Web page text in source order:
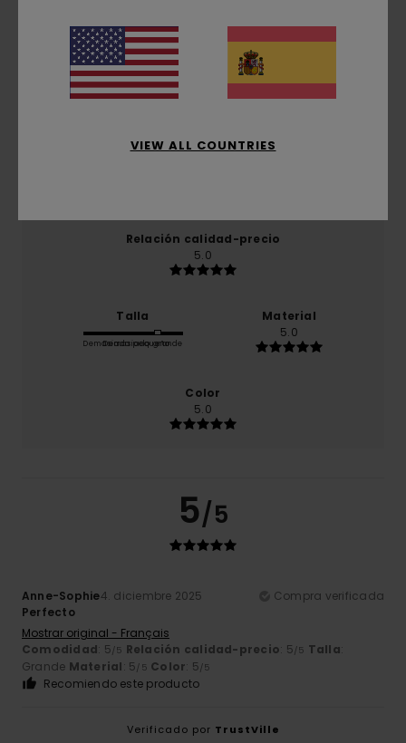
basado en1 reseñas verificadasdesde diciembre
El 100% de nuestros clientes recomiendan este
Relación calidad-precio
5.0
Talla
Demasiado pequeño
Demasiado grande
Material
5.0
Color
5.0
5/5
Anne-Sophie4. diciembre 2025
Compra verificada
Perfecto
Mostrar original - Français
Comodidad: 5/5 Relación calidad-precio: 5/5 Talla:
Grande Material: 5/5 Color: 5/5
Recomiendo este producto
Verificado por TrustVille
VIEW ALL COUNTRIES